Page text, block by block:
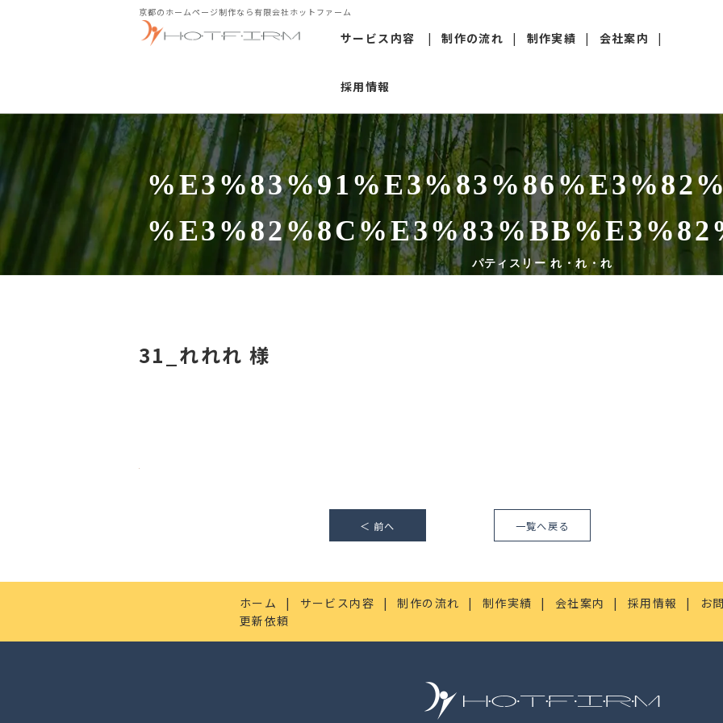
京都のホームページ制作なら有限会社ホットファーム
サービス内容
web制作
更新・保守管理
SEO対策
下請け・外注
制作の流れ 制作実績 会社案内
採用情報
パティスリー れ・れ・れ
31_れれれ 様
＜ 前へ 一覧へ戻る
ホーム サービス内容 制作の流れ 制作実績 会社案内 採用情報
お
更新依頼